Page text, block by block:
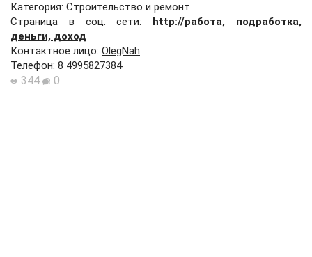
Категория: Строительство и ремонт
Страница в соц. сети: http://работа, подработка,
деньги, доход
Контактное лицо: OlegNah
Телефон: 8 4995827384
344 0